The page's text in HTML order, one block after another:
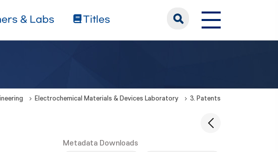
& Labs Titles
Electrochemical Materials & Devices Laboratory 3. Patents
Metadata Downloads